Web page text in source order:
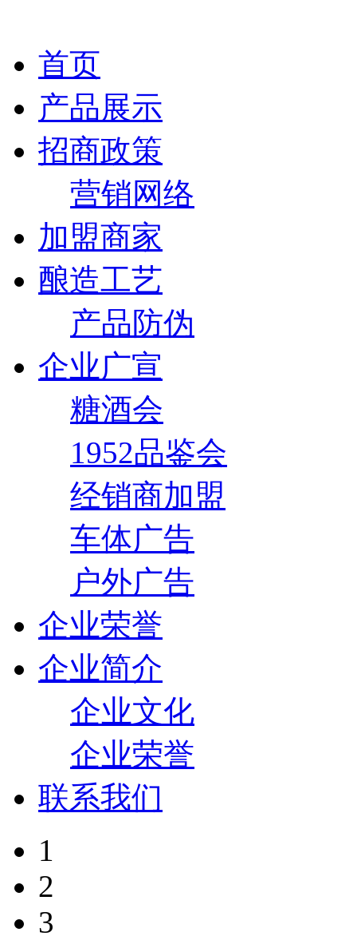
首页
产品展示
招商政策
营销网络
加盟商家
酿造工艺
产品防伪
企业广宣
糖酒会
1952品鉴会
经销商加盟
车体广告
户外广告
企业荣誉
企业简介
企业文化
企业荣誉
联系我们
1
2
3